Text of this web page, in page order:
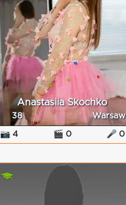
Anastasiia Skochko
38 Warsaw
📷 4 🎬 0 🎤 0